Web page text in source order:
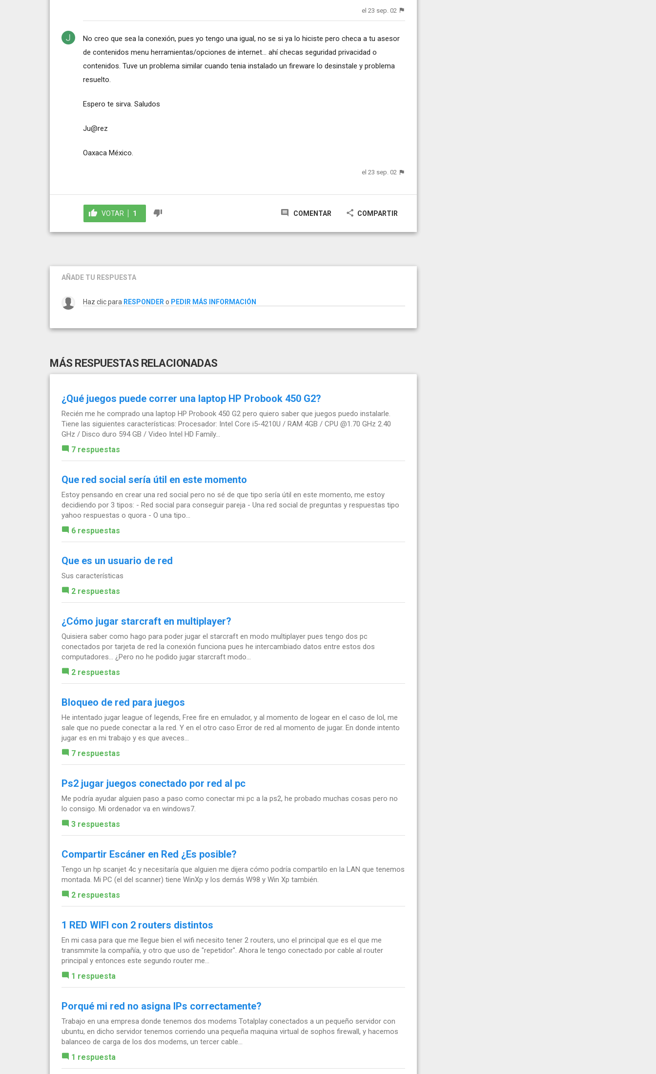
el 23 sep. 02
No creo que sea la conexión, pues yo tengo una igual, no se si ya lo hiciste pero checa a tu asesor
de contenidos menu herramientas/opciones de internet... ahí checas seguridad privacidad o
contenidos. Tuve un problema similar cuando tenia instalado un fireware lo desinstale y problema
resuelto.
Espero te sirva. Saludos
Ju@rez
Oaxaca México.
el 23 sep. 02
VOTAR 1 COMENTAR COMPARTIR
AÑADE TU RESPUESTA
Haz clic para RESPONDER o PEDIR MÁS INFORMACIÓN
MÁS RESPUESTAS RELACIONADAS
¿Qué juegos puede correr una laptop HP Probook 450 G2?
Recién me he comprado una laptop HP Probook 450 G2 pero quiero saber que juegos puedo instalarle.
Tiene las siguientes características: Procesador: Intel Core i5-4210U / RAM 4GB / CPU @1.70 GHz 2.40
GHz / Disco duro 594 GB / Video Intel HD Family...
7 respuestas
Que red social sería útil en este momento
Estoy pensando en crear una red social pero no sé de que tipo sería útil en este momento, me estoy
decidiendo por 3 tipos: - Red social para conseguir pareja - Una red social de preguntas y respuestas tipo
yahoo respuestas o quora - O una tipo...
6 respuestas
Que es un usuario de red
Sus características
2 respuestas
¿Cómo jugar starcraft en multiplayer?
Quisiera saber como hago para poder jugar el starcraft en modo multiplayer pues tengo dos pc
conectados por tarjeta de red la conexión funciona pues he intercambiado datos entre estos dos
computadores... ¿Pero no he podido jugar starcraft modo...
2 respuestas
Bloqueo de red para juegos
He intentado jugar league of legends, Free fire en emulador, y al momento de logear en el caso de lol, me
sale que no puede conectar a la red. Y en el otro caso Error de red al momento de jugar. En donde intento
jugar es en mi trabajo y es que aveces...
7 respuestas
Ps2 jugar juegos conectado por red al pc
Me podría ayudar alguien paso a paso como conectar mi pc a la ps2, he probado muchas cosas pero no
lo consigo. Mi ordenador va en windows7.
3 respuestas
Compartir Escáner en Red ¿Es posible?
Tengo un hp scanjet 4c y necesitaría que alguien me dijera cómo podría compartilo en la LAN que tenemos
montada. Mi PC (el del scanner) tiene WinXp y los demás W98 y Win Xp también.
2 respuestas
1 RED WIFI con 2 routers distintos
En mi casa para que me llegue bien el wifi necesito tener 2 routers, uno el principal que es el que me
transmmite la compañía, y otro que uso de "repetidor". Ahora le tengo conectado por cable al router
principal y entonces este segundo router me...
1 respuesta
Porqué mi red no asigna IPs correctamente?
Trabajo en una empresa donde tenemos dos modems Totalplay conectados a un pequeño servidor con
ubuntu, en dicho servidor tenemos corriendo una pequeña maquina virtual de sophos firewall, y hacemos
balanceo de carga de los dos modems, un tercer cable...
1 respuesta